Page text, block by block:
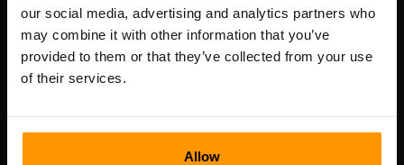
our social media, advertising and analytics partners who
may combine it with other information that you’ve
provided to them or that they’ve collected from your use
of their services.
Allow
등록 코드: 14652605
VAT 번호: EE102133820
주소: Harju maakond, Tallinn, Kesklinna linnaosa,
Vesivärava tn 50-201, 10152